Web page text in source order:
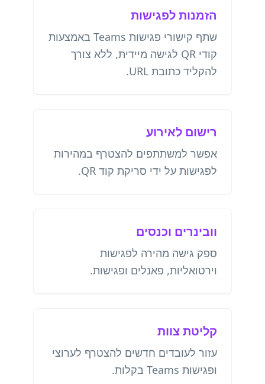
הזמנות לפגישות
שתף קישורי פגישות Teams באמצעות
קודי QR לגישה מיידית, ללא צורך
להקליד כתובת URL.
רישום לאירוע
אפשר למשתתפים להצטרף במהירות
לפגישות על ידי סריקת קוד QR.
וובינרים וכנסים
ספק גישה מהירה לפגישות
וירטואליות, פאנלים ופגישות.
קליטת צוות
עזור לעובדים חדשים להצטרף לערוצי
ופגישות Teams בקלות.